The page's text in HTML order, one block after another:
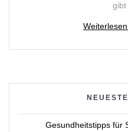
Gesundheitstipps für